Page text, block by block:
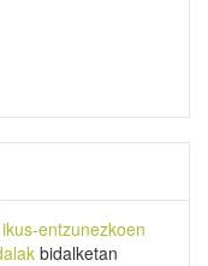
entzunezkoen
bidalketan